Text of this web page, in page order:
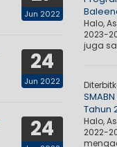
Jun 2022
24
Jun 2022
24
Halo,
2023-
juga
Tahun
Halo,
2022-